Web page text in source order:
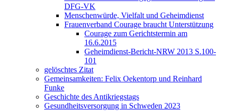
DFG-VK
Menschenwürde, Vielfalt und Geheimdienst
Frauenverband Courage braucht Unterstützung
Courage zum Gerichtstermin am
16.6.2015
Geheimdienst-Bericht-NRW 2013 S.100-
101
gelöschtes Zitat
Gemeinsamkeiten: Felix Oekentorp und Reinhard
Funke
Geschichte des Antikriegstags
Gesundheitsversorgung in Schweden 2023